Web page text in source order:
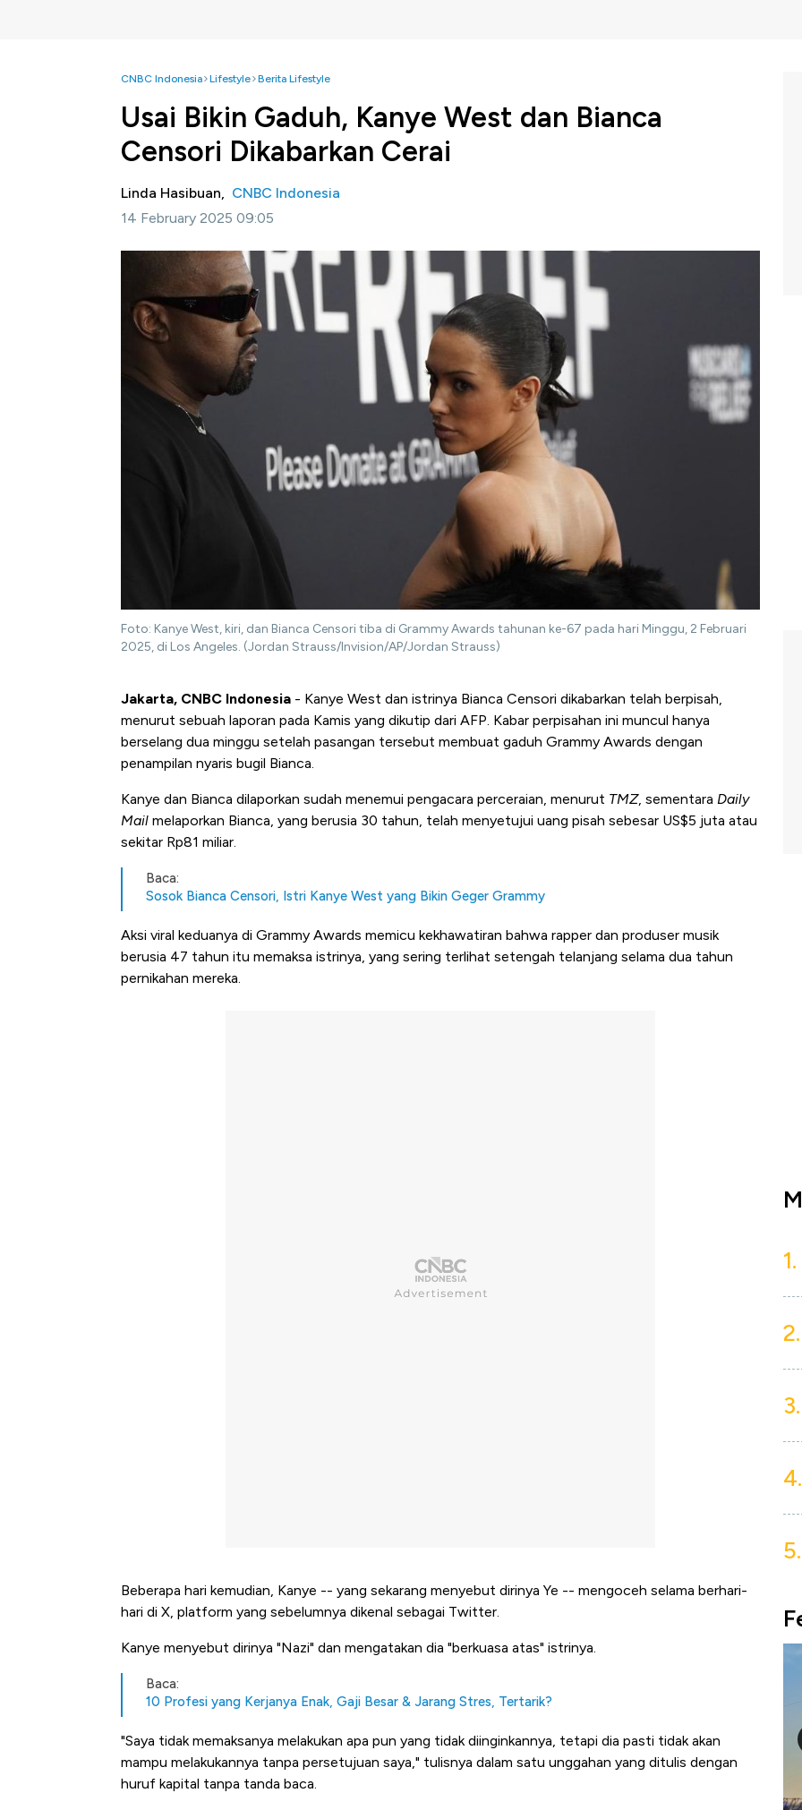
CNBC Indonesia Lifestyle Berita Lifestyle
Usai Bikin Gaduh, Kanye West dan Bianca
Censori Dikabarkan Cerai
Linda Hasibuan, CNBC Indonesia
14 February 2025 09:05
Foto: Kanye West, kiri, dan Bianca Censori tiba di Grammy Awards tahunan ke-67 pada hari Minggu, 2 Februari
2025, di Los Angeles. (Jordan Strauss/Invision/AP/Jordan Strauss)
Jakarta, CNBC Indonesia - Kanye West dan istrinya Bianca Censori dikabarkan telah berpisah,
menurut sebuah laporan pada Kamis yang dikutip dari AFP. Kabar perpisahan ini muncul hanya
berselang dua minggu setelah pasangan tersebut membuat gaduh Grammy Awards dengan
penampilan nyaris bugil Bianca.
Kanye dan Bianca dilaporkan sudah menemui pengacara perceraian, menurut TMZ, sementara Daily
Mail melaporkan Bianca, yang berusia 30 tahun, telah menyetujui uang pisah sebesar US$5 juta atau
sekitar Rp81 miliar.
Baca:
Sosok Bianca Censori, Istri Kanye West yang Bikin Geger Grammy
Aksi viral keduanya di Grammy Awards memicu kekhawatiran bahwa rapper dan produser musik
berusia 47 tahun itu memaksa istrinya, yang sering terlihat setengah telanjang selama dua tahun
pernikahan mereka.
Beberapa hari kemudian, Kanye -- yang sekarang menyebut dirinya Ye -- mengoceh selama berhari-
hari di X, platform yang sebelumnya dikenal sebagai Twitter.
Kanye menyebut dirinya "Nazi" dan mengatakan dia "berkuasa atas" istrinya.
Baca:
10 Profesi yang Kerjanya Enak, Gaji Besar & Jarang Stres, Tertarik?
"Saya tidak memaksanya melakukan apa pun yang tidak diinginkannya, tetapi dia pasti tidak akan
mampu melakukannya tanpa persetujuan saya," tulisnya dalam satu unggahan yang ditulis dengan
huruf kapital tanpa tanda baca.
1.
2.
3.
4.
5.